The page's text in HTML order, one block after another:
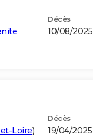
Décès
10/08/
Loire)
Décès
19/04/2025